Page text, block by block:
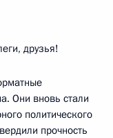
друзья!
Они вновь стали
политического
прочность